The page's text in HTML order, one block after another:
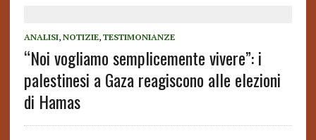
ANALISI, NOTIZIE, TESTIMONIANZE
“Noi vogliamo semplicemente vivere”: i
palestinesi a Gaza reagiscono alle elezioni
di Hamas